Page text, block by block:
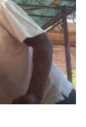
VUOLE